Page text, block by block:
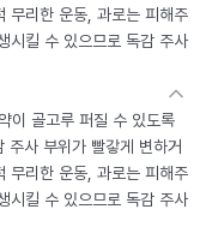
무리한 운동, 과로는 피해주
시킬 수 있으므로 독감 주사
이 골고루 퍼질 수 있도록
사 부위가 빨갛게 변하거
무리한 운동, 과로는 피해주
시킬 수 있으므로 독감 주사